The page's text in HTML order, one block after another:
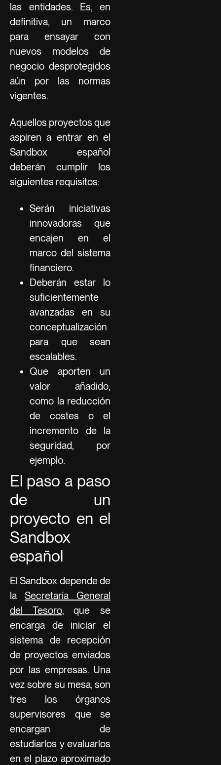
las entidades. Es, en
definitiva, un marco
para ensayar con
nuevos modelos de
negocio desprotegidos
aún por las normas
vigentes.
Aquellos proyectos que
aspiren a entrar en el
Sandbox español
deberán cumplir los
siguientes requisitos:
Serán iniciativas
innovadoras que
encajen en el
marco del sistema
financiero.
Deberán estar lo
suficientemente
avanzadas en su
conceptualización
para que sean
escalables.
Que aporten un
valor añadido,
como la reducción
de costes o el
incremento de la
seguridad, por
ejemplo.
El paso a paso
de un
proyecto en el
Sandbox
español
El Sandbox depende de
la Secretaría General
del Tesoro, que se
encarga de iniciar el
sistema de recepción
de proyectos enviados
por las empresas. Una
vez sobre su mesa, son
tres los órganos
supervisores que se
encargan de
estudiarlos y evaluarlos
en el plazo aproximado